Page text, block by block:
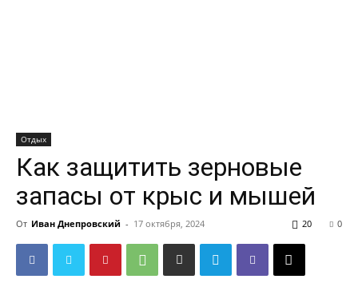
Отдых
Как защитить зерновые
запасы от крыс и мышей
От Иван Днепровский - 17 октября, 2024 0
20